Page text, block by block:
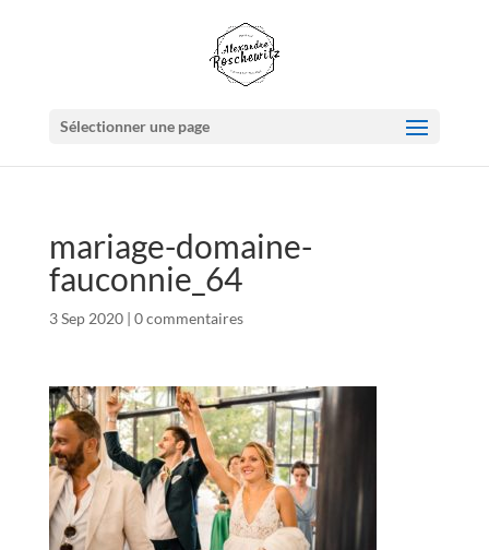
Sélectionner une page
mariage-domaine-
fauconnie_64
3 Sep 2020| 0 commentaires